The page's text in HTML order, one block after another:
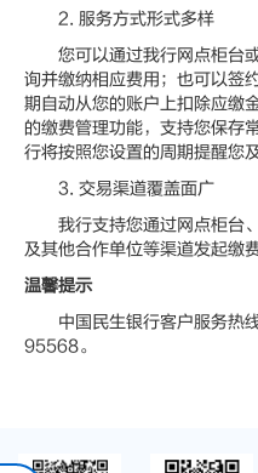
2. 服务方式形式多样
您可以通过我行网点柜台或
询并缴纳相应费用；也可以签
期自动从您的账户上扣除应缴
的缴费管理功能，支持您保存
行将按照您设置的周期提醒您
3. 交易渠道覆盖面广
我行支持您通过网点柜台、
及其他合作单位等渠道发起缴费
温馨提示
中国民生银行客户服务热线
95568。